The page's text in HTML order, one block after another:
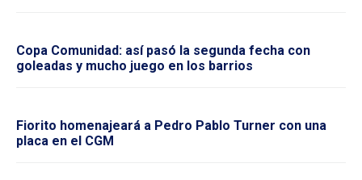
Copa Comunidad: así pasó la segunda fecha con
goleadas y mucho juego en los barrios
Fiorito homenajeará a Pedro Pablo Turner con una
placa en el CGM